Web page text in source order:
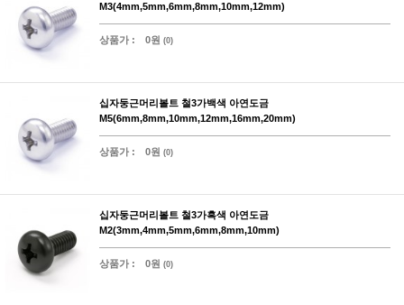
M3(4mm,5mm,6mm,8mm,10mm,12mm)
상품가 : 0원 (0)
십자둥근머리볼트 철3가백색 아연도금
M5(6mm,8mm,10mm,12mm,16mm,20mm)
상품가 : 0원 (0)
십자둥근머리볼트 철3가흑색 아연도금
M2(3mm,4mm,5mm,6mm,8mm,10mm)
상품가 : 0원 (0)